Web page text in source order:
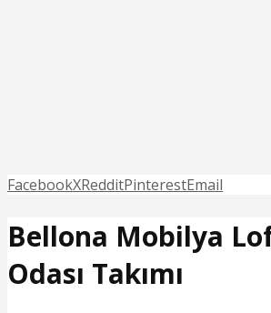
FacebookXRedditPinterestEmail
Bellona Mobilya
Odası Takımı